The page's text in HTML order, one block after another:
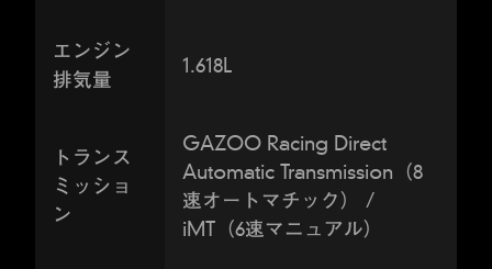
エンジン
排気量
1.618L
トランス
ミッショ
ン
GAZOO Racing Direct
Automatic Transmission（8
速オートマチック） /
iMT（6速マニュアル）